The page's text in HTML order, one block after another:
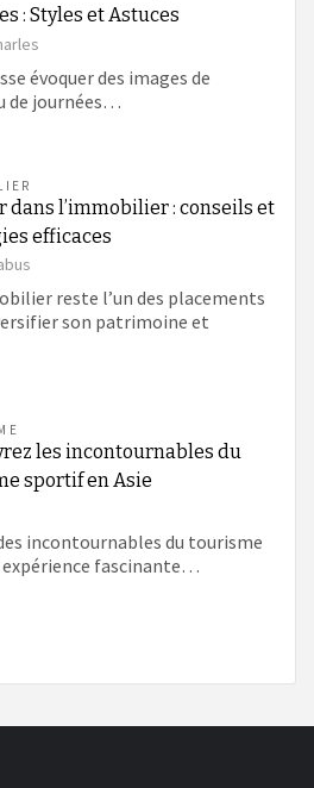
: Styles et Astuces
évoquer des images de
de journées…
dans l’immobilier : conseils et
efficaces
reste l’un des placements
son patrimoine et
les incontournables du
sportif en Asie
incontournables du tourisme
fascinante…